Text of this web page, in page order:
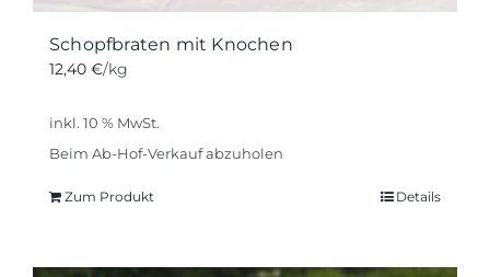
Schopfbraten mit Knochen
12,40 €/kg
inkl. 10 % MwSt.
Beim Ab-Hof-Verkauf abzuholen
Zum Produkt Details